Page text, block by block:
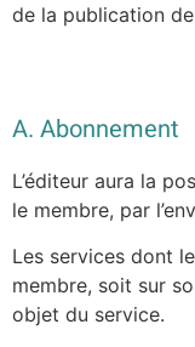
de la publication de
A. Abonnement
L’éditeur aura la
le membre, par
Les services dont
membre, soit sur
objet du service.